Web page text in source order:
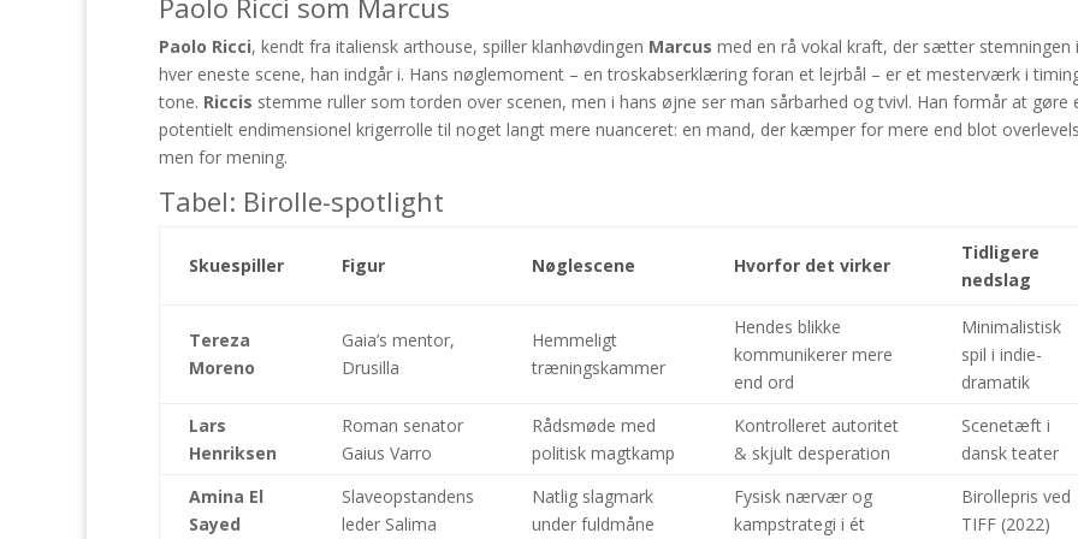
Paolo Ricci som Marcus
Paolo Ricci, kendt fra italiensk arthouse, spiller klanhøvdingen Marcus med en rå vokal kraft, der sætter stemningen i
hver eneste scene, han indgår i. Hans nøglemoment – en troskabserklæring foran et lejrbål – er et mesterværk i
tone. Riccis stemme ruller som torden over scenen, men i hans øjne ser man sårbarhed og tvivl. Han formår at gøre
potentielt endimensionel krigerrolle til noget langt mere nuanceret: en mand, der kæmper for mere end blot
men for mening.
Tabel: Birolle-spotlight
Skuespiller Figur Nøglescene Hvorfor det virker
Tidligere
nedslag
Tereza
Moreno
Gaia’s mentor,
Drusilla
Hemmeligt
træningskammer
Hendes blikke
kommunikerer mere
end ord
Minimalistisk
spil i indie-
dramatik
Lars
Henriksen
Roman senator
Gaius Varro
Rådsmøde med
politisk magtkamp
Kontrolleret autoritet
& skjult desperation
Scenetæft i
dansk teater
Amina El
Sayed
Slaveopstandens
leder Salima
Natlig slagmark
under fuldmåne
Fysisk nærvær og
kampstrategi i ét
Birollepris ved
TIFF (2022)